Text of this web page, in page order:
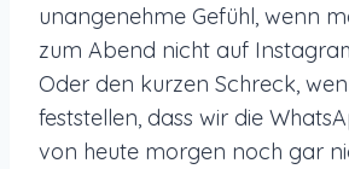
unangenehme Gefühl, wenn
zum Abend nicht auf
Oder den kurzen Schreck,
feststellen, dass wir die
von heute morgen noch gar